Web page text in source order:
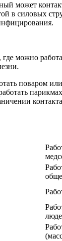
может
в силовых
где можно
поваром